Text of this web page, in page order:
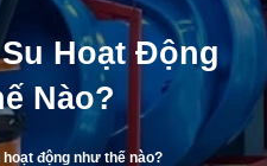
Hoạt Động
Nào?
động như thế nào?